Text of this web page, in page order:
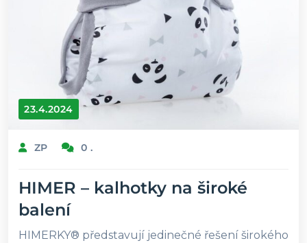
23.4.2024
ZP 0 .
HIMER – kalhotky na široké
balení
HIMERKY® představují jedinečné řešení širokého